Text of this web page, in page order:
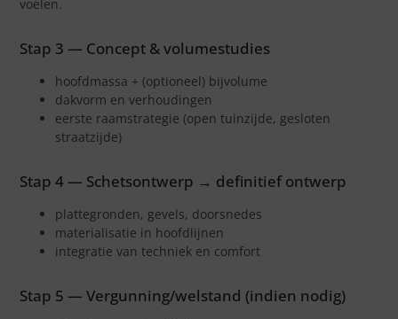
voelen.
Stap 3 — Concept & volumestudies
hoofdmassa + (optioneel) bijvolume
dakvorm en verhoudingen
eerste raamstrategie (open tuinzijde, gesloten
straatzijde)
Stap 4 — Schetsontwerp → definitief ontwerp
plattegronden, gevels, doorsnedes
materialisatie in hoofdlijnen
integratie van techniek en comfort
Stap 5 — Vergunning/welstand (indien nodig)